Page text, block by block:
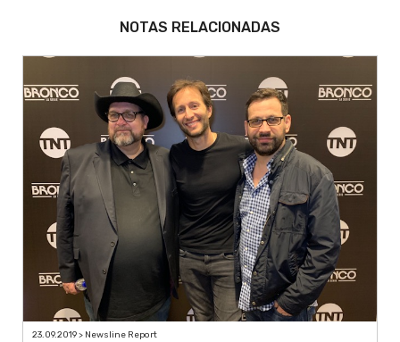
NOTAS RELACIONADAS
23.09.2019 > Newsline Report